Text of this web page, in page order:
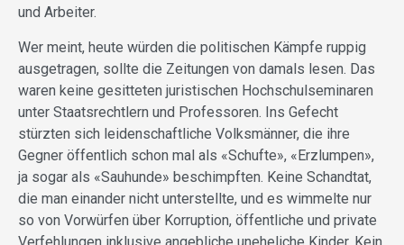
und Arbeiter.
Wer meint, heute würden die politischen Kämpfe ruppig
ausgetragen, sollte die Zeitungen von damals lesen. Das
waren keine gesitteten juristischen Hochschulseminaren
unter Staatsrechtlern und Professoren. Ins Gefecht
stürzten sich leidenschaftliche Volksmänner, die ihre
Gegner öffentlich schon mal als «Schufte», «Erzlumpen»,
ja sogar als «Sauhunde» beschimpften. Keine Schandtat,
die man einander nicht unterstellte, und es wimmelte nur
so von Vorwürfen über Korruption, öffentliche und private
Verfehlungen inklusive angebliche uneheliche Kinder. Kein